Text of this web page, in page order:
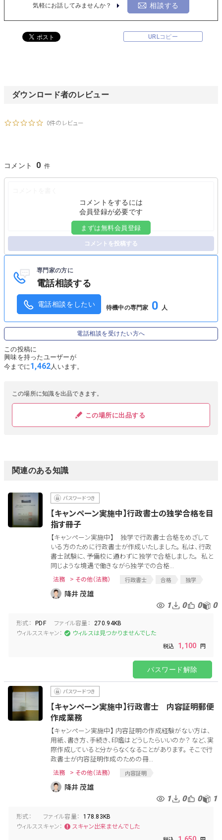
気軽にお話してみませんか？ 相談する
URLコピー
ダウンロード者のレビュー
0件のレビュー
コメント 0
コメントをするには
会員登録が必要です
まずは無料会員登録
コメントを投稿する
専門家の方に
電話相談する
電話相談をしたい 待機中の専門家 0 人
電話相談を受けたい方へ
この投稿に
興味を持ったユーザーが
今までに1,462人います。
この場所に知識を出品できます。
この場所に出品する
関連のある知識
【キャンペーン実施中】行政書士の独学合格を目
指す冊子
【キャンペーン実施中】 独学で行政書士合格をめざして
いる方のために行政書士が作成いたしました。 私は、行政
書士試験に、予備校に通わずに独学で合格しました。 私と
同じような境遇で働きながら独学での合格...
法務 > その他（法務） 行政書士 合格 独学
降井 茂雄
1 0 0 0
形式： PDF ファイル容量： 270.94KB
ウィルススキャン： ウィルスは見つかりませんでした
1,100
パスワード解除
【キャンペーン実施中】行政書士 内容証明郵便
作成業務
【キャンペーン実施中】 内容証明の作成経験がない方は、
用紙、書き方、手続き、印鑑はどうしたらいいのか？ など、実
際作成していると分からなくなることがあります。 そこで行
政書士が内容証明作成のための冊...
法務 > その他（法務） 内容証明
降井 茂雄
1 0 0 1
形式： ファイル容量： 178.83KB
ウィルススキャン： スキャン出来ませんでした